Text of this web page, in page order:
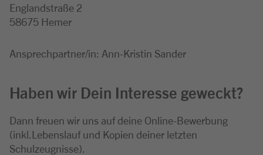
Englandstraße 2
58675 Hemer
Ansprechpartner/in: Ann-Kristin Sander
Haben wir Dein Interesse geweckt?
Dann freuen wir uns auf deine Online-Bewerbung
(inkl.Lebenslauf und Kopien deiner letzten
Schulzeugnisse).